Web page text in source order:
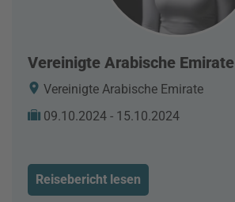
Vereinigte Arabische Emirate
Vereinigte Arabische Emirate
09.10.2024 - 15.10.2024
Reisebericht lesen